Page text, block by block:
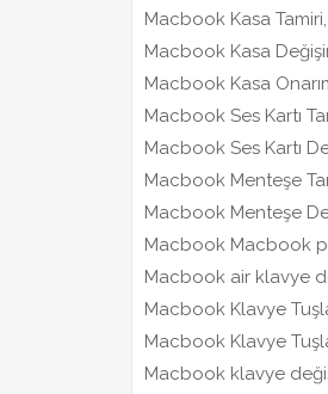
Macbook Kasa Tamiri,
Macbook Kasa
Macbook Kasa
Macbook Ses Kartı
Macbook Ses Kartı
Macbook Menteşe
Macbook Menteşe
Macbook Macbook
Macbook air klavye
Macbook Klavye
Macbook Klavye
Macbook klavye